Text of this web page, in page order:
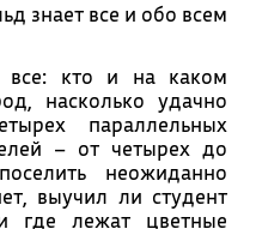
знает все и обо всем
все: кто и на каком
насколько удачно
параллельных
– от четырех до
неожиданно
выучил ли студент
где лежат цветные